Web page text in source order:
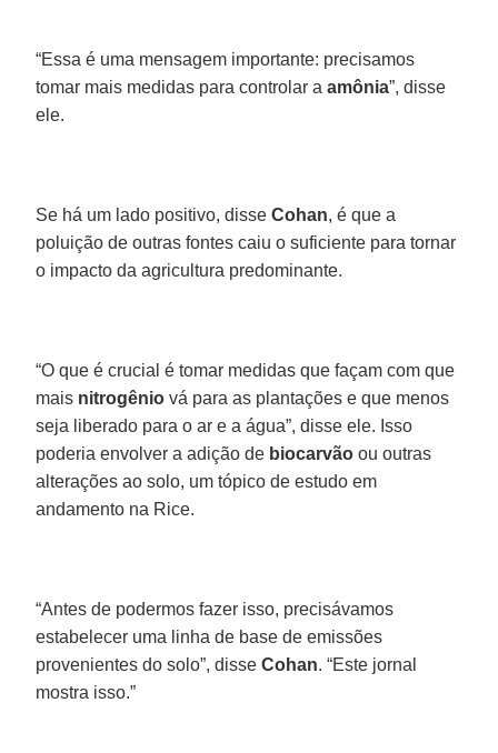
“Essa é uma mensagem importante: precisamos
tomar mais medidas para controlar aamônia”, disse
ele.
Se há um lado positivo, disseCohan, é que a
poluição de outras fontes caiu o suficiente para tornar
o impacto da agricultura predominante.
“O que é crucial é tomar medidas que façam com que
mais nitrogênio vá para as plantações e que menos
seja liberado para o ar e a água”, disse ele. Isso
poderia envolver a adição de biocarvão ou outras
alterações ao solo, um tópico de estudo em
andamento na Rice.
“Antes de podermos fazer isso, precisávamos
estabelecer uma linha de base de emissões
provenientes do solo”, disseCohan. “Este jornal
mostra isso.”